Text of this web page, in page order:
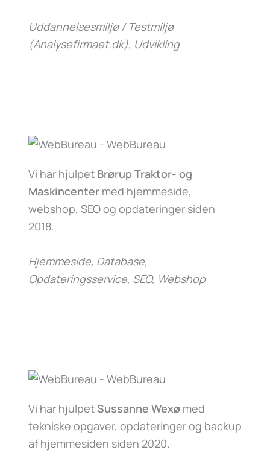
Uddannelsesmiljø / Testmiljø
(Analysefirmaet.dk), Udvikling
Vi har hjulpet Brørup Traktor- og
Maskincenter med hjemmeside,
webshop, SEO og opdateringer siden
2018.
Hjemmeside, Database,
Opdateringsservice, SEO, Webshop
Vi har hjulpet Sussanne Wexø med
tekniske opgaver, opdateringer og backup
af hjemmesiden siden 2020.